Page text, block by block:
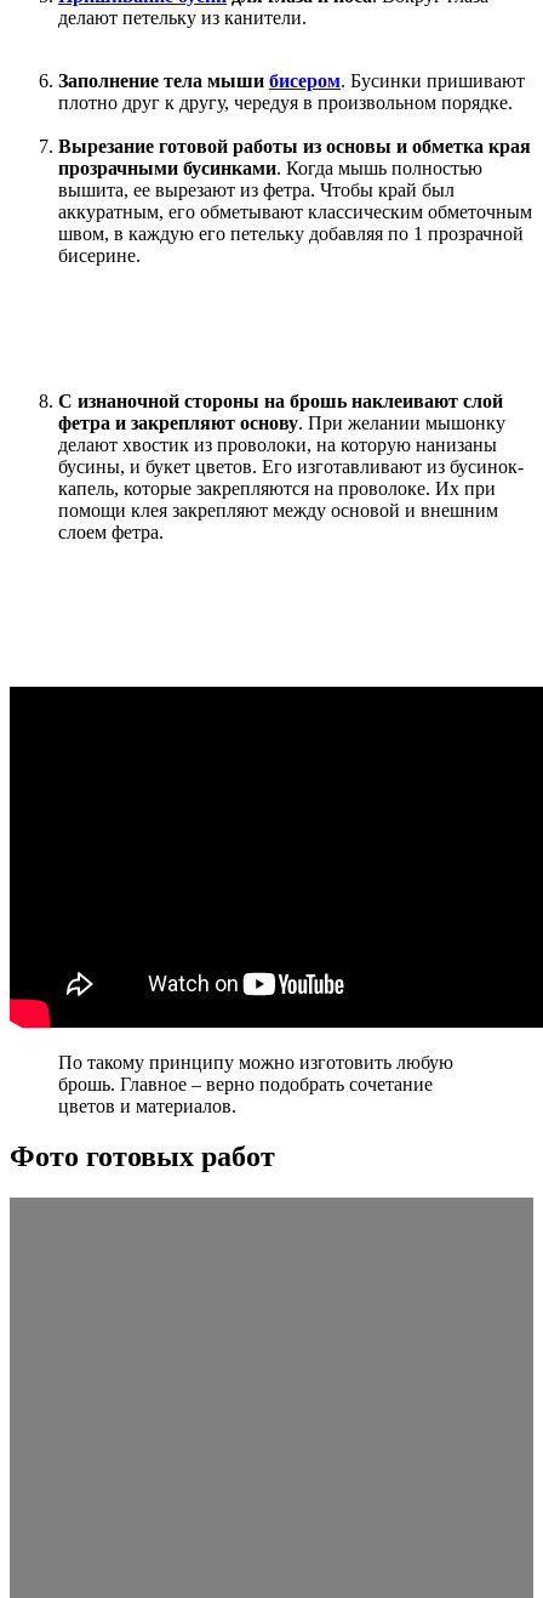
делают петельку из канители.
Заполнение тела мыши бисером. Бусинки пришивают
плотно друг к другу, чередуя в произвольном порядке.
Вырезание готовой работы из основы и обметка края
прозрачными бусинками. Когда мышь полностью
вышита, ее вырезают из фетра. Чтобы край был
аккуратным, его обметывают классическим обметочным
швом, в каждую его петельку добавляя по 1 прозрачной
бисерине.
С изнаночной стороны на брошь наклеивают слой
фетра и закрепляют основу. При желании мышонку
делают хвостик из проволоки, на которую нанизаны
бусины, и букет цветов. Его изготавливают из бусинок-
капель, которые закрепляются на проволоке. Их при
помощи клея закрепляют между основой и внешним
слоем фетра.
По такому принципу можно изготовить любую
брошь. Главное – верно подобрать сочетание
цветов и материалов.
Фото готовых работ